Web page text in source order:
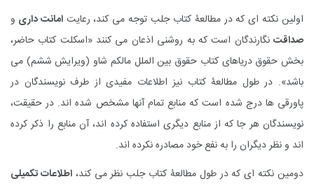
اولین نکته ای که در مطالعۀ کتاب جلب توجه می کند، رعایتامانت داری و
صداقت نگارندگان است که به روشنی اذعان می کنند «اسکلت کتاب حاضر،
بخش حقوق دریاهای کتاب حقوق بین الملل مالکم شاو (ویرایش ششم) می
باشد». در طول مطالعۀ کتاب نیز اطلاعات مفیدی از طرف نویسندگان در
پاورقی ها درج شده است که منابع تمام آنها مشخص شده اند. در حقیقت،
نویسندگان هر جا که از منابع دیگری استفاده کرده اند، آن منابع را ذکر کرده
اند و نظر دیگران را به نفع خود مصادره نکرده اند.
دومین نکته ای که در طول مطالعۀ کتاب جلب نظر می کند،اطلاعات تکمیلی